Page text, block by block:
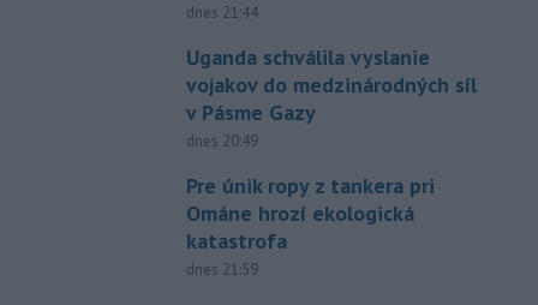
dnes 21:44
Uganda schválila vyslanie
vojakov do medzinárodných síl
v Pásme Gazy
dnes 20:49
Pre únik ropy z tankera pri
Ománe hrozí ekologická
katastrofa
dnes 21:59